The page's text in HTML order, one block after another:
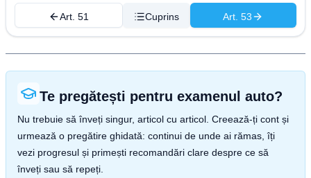
Art. 51 Cuprins Art. 53
Te pregătești pentru examenul auto?
Nu trebuie să înveți singur, articol cu articol. Creează-ți cont și
urmează o pregătire ghidată: continui de unde ai rămas, îți
vezi progresul și primești recomandări clare despre ce să
înveți sau să repeți.